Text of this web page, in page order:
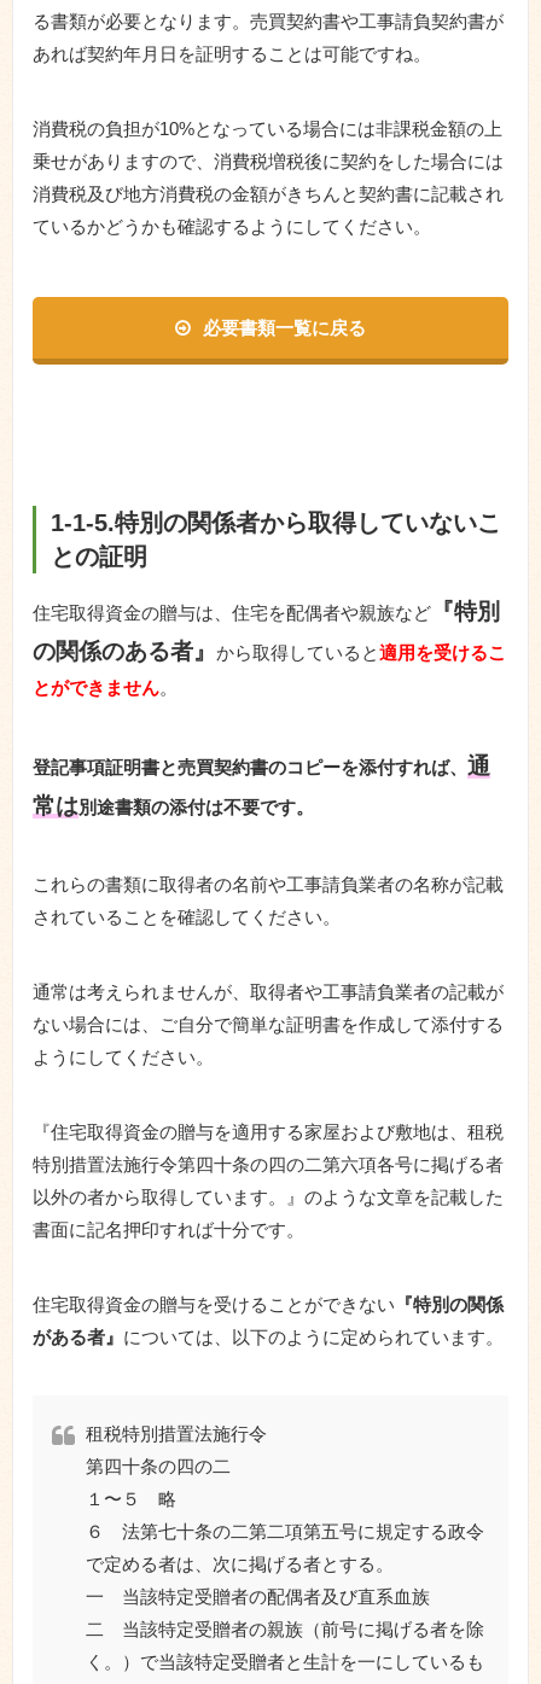
る書類が必要となります。売買契約書や工事請負契約書が
あれば契約年月日を証明することは可能ですね。
消費税の負担が10%となっている場合には非課税金額の上
乗せがありますので、消費税増税後に契約をした場合には
消費税及び地方消費税の金額がきちんと契約書に記載され
ているかどうかも確認するようにしてください。
必要書類一覧に戻る
1-1-5.特別の関係者から取得していないこ
との証明
住宅取得資金の贈与は、住宅を配偶者や親族など
『特別
の関係のある者』
から取得していると適用を受けるこ
とができません。
登記事項証明書と売買契約書のコピーを添付すれば、 通
常は別途書類の添付は不要です。
これらの書類に取得者の名前や工事請負業者の名称が記載
されていることを確認してください。
通常は考えられませんが、取得者や工事請負業者の記載が
ない場合には、ご自分で簡単な証明書を作成して添付する
ようにしてください。
『住宅取得資金の贈与を適用する家屋および敷地は、租税
特別措置法施行令第四十条の四の二第六項各号に掲げる者
以外の者から取得しています。』のような文章を記載した
書面に記名押印すれば十分です。
住宅取得資金の贈与を受けることができない 『特別の関係
がある者』 については、以下のように定められています。
租税特別措置法施行令
第四十条の四の二
１〜５ 略
６ 法第七十条の二第二項第五号に規定する政令
で定める者は、次に掲げる者とする。
一 当該特定受贈者の配偶者及び直系血族
二 当該特定受贈者の親族（前号に掲げる者を除
く。）で当該特定受贈者と生計を一にしているも